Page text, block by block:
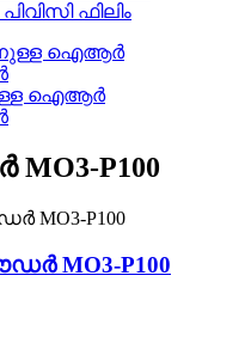
ഫിലിം
ഐആർ
P100
MO3-P100